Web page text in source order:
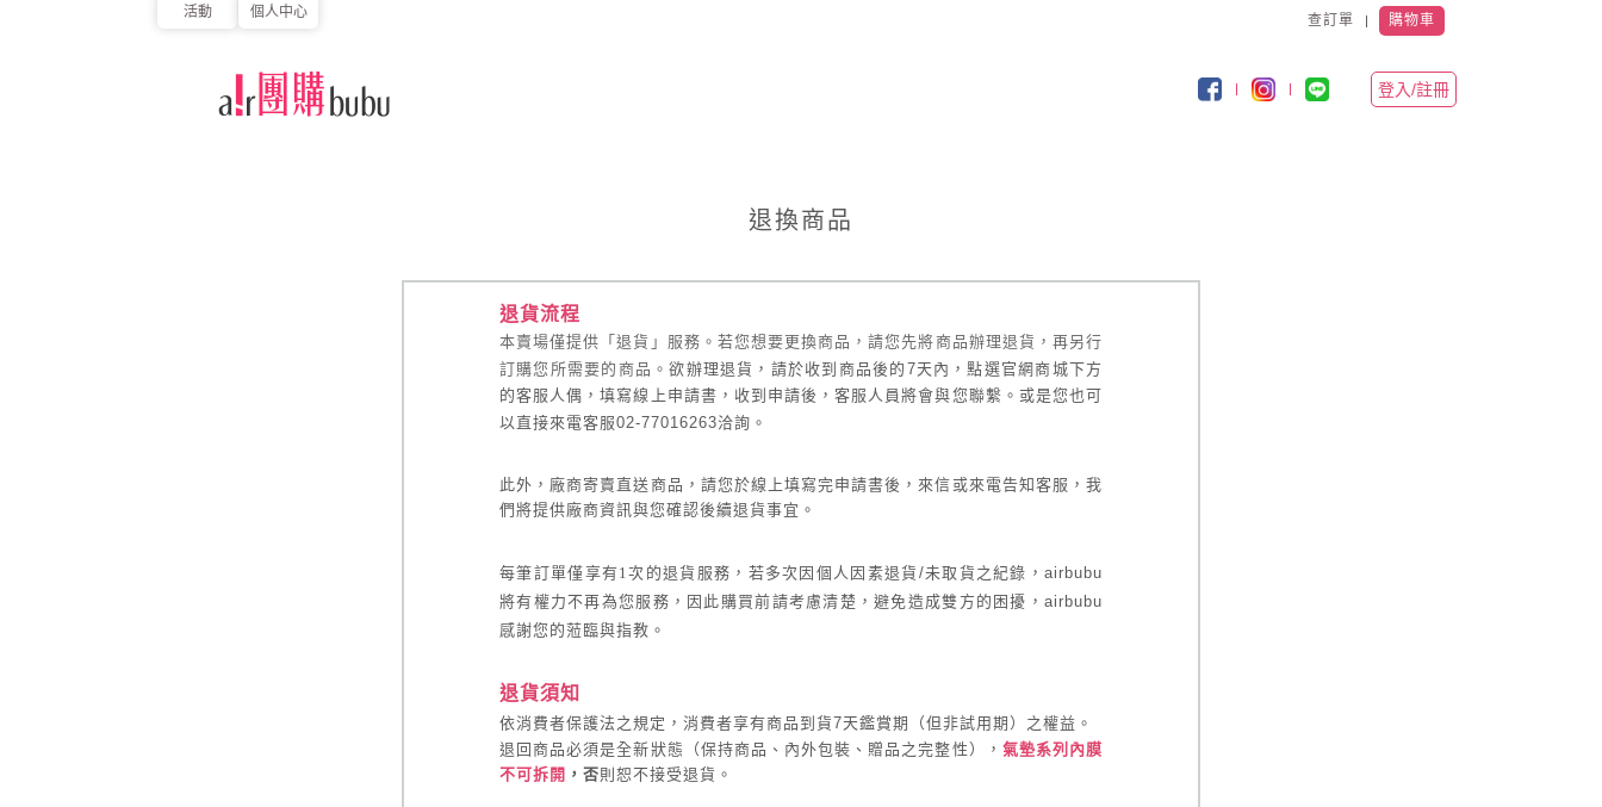
活動 個人中心 查訂單 購物車
登入/註冊
退換商品
退貨流程
本賣場僅提供「退貨 」服務。若您想要更換商品，請您先將商品辦理退貨，再另行
訂購您所需要的商品。欲辦理退貨，請於收到商品後的 7天內，點選官網商城下方
的客服人偶，填寫線上申請書，收到申請後，客服人員將會與您聯繫。或是您也可
以直接來電客服02-77016263洽詢。
此外，廠商寄賣直送商品，請您於線上填寫完申請書後，來信或來電告知客服，我
們將提供廠商資訊與您確認後續退貨事宜。
每筆訂單僅享有1次的退貨服務，若多次因個人因素退貨 /未取貨之紀錄，airbubu
將有權力不再為您服務，因此購買前請考慮清楚，避免造成雙方的困擾， airbubu
感謝您的蒞臨與指教。
退貨須知
依消費者保護法之規定，消費者享有商品到貨7天鑑賞期（但非試用期）之權益。
退回商品必須是全新狀態（保持商品、內外包裝、贈品之完整性）， 氣墊系列內膜
不可拆開 ，否則恕不接受退貨。